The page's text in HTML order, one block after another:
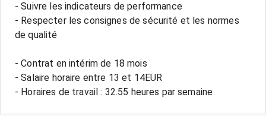
- Suivre les indicateurs de performance
- Respecter les consignes de sécurité et les normes
de qualité
- Contrat en intérim de 18 mois
- Salaire horaire entre 13 et 14EUR